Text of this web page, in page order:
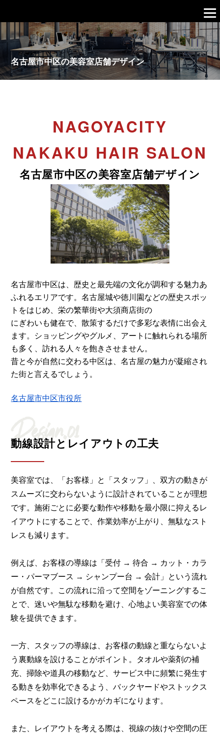
名古屋市中区の美容室店舗デザイン
NAGOYACITY
NAKAKU HAIR SALON
名古屋市中区の美容室店舗デザイン
名古屋市中区は、歴史と最先端の文化が調和する魅力あ
ふれるエリアです。名古屋城や徳川園などの歴史スポッ
トをはじめ、栄の繁華街や大須商店街の
にぎわいも健在で、散策するだけで多彩な表情に出会え
ます。ショッピングやグルメ、アートに触れられる場所
も多く、訪れる人々を飽きさせません。
昔と今が自然に交わる中区は、名古屋の魅力が凝縮され
た街と言えるでしょう。
名古屋市中区市役所
Design.01
動線設計とレイアウトの工夫
美容室では、「お客様」と「スタッフ」、双方の動きが
スムーズに交わらないように設計されていることが理想
です。施術ごとに必要な動作や移動を最小限に抑えるレ
イアウトにすることで、作業効率が上がり、無駄なスト
レスも減ります。
例えば、お客様の導線は「受付 → 待合 → カット・カラ
ー・パーマブース → シャンプー台 → 会計」という流れ
が自然です。この流れに沿って空間をゾーニングするこ
とで、迷いや無駄な移動を避け、心地よい美容室での体
験を提供できます。
一方、スタッフの導線は、お客様の動線と重ならないよ
う裏動線を設けることがポイント。タオルや薬剤の補
充、掃除や道具の移動など、サービス中に頻繁に発生す
る動きを効率化できるよう、バックヤードやストックス
ペースをどこに設けるかがカギになります。
また、レイアウトを考える際は、視線の抜けや空間の圧